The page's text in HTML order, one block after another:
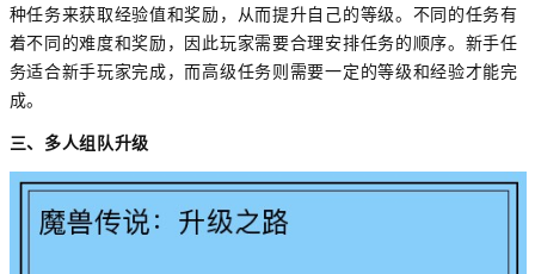
种任务来获取经验值和奖励，从而提升自己的等级。不同的任务有
着不同的难度和奖励，因此玩家需要合理安排任务的顺序。新手任
务适合新手玩家完成，而高级任务则需要一定的等级和经验才能完
成。
三、多人组队升级